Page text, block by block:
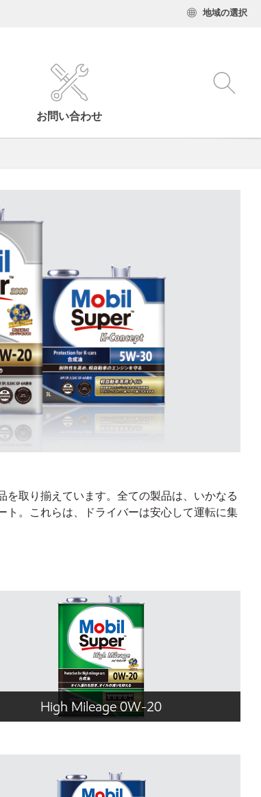
地域の選択
お問い合わせ
を取り揃えています。全ての製品は、いかなる
。これらは、ドライバーは安心して運転に集
High Mileage 0W-20